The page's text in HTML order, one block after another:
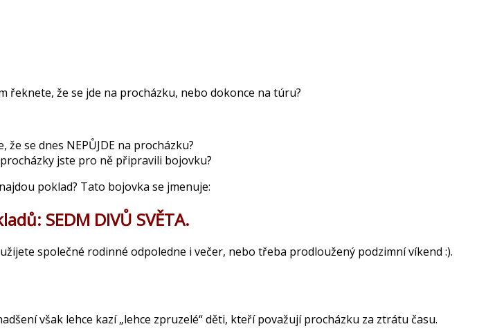
řeknete, že se jde na procházku, nebo dokonce na túru?
že se dnes NEPŮJDE na procházku?
jste pro ně připravili bojovku?
poklad? Tato bojovka se jmenuje:
SEDM DIVŮ SVĚTA.
společné rodinné odpoledne i večer, nebo třeba prodloužený podzimní víkend :).
však lehce kazí „lehce zpruzelé“ děti, kteří považují procházku za ztrátu času.